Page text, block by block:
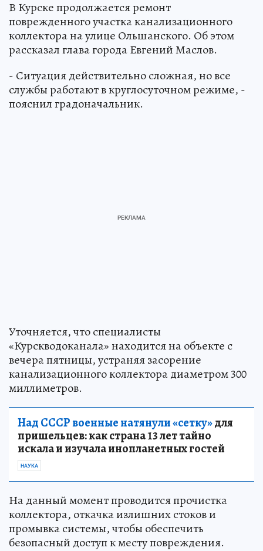
В Курске продолжается ремонт
поврежденного участка канализационного
коллектора на улице Ольшанского. Об этом
рассказал глава города Евгений Маслов.
- Ситуация действительно сложная, но все
службы работают в круглосуточном режиме, -
пояснил градоначальник.
Уточняется, что специалисты
«Курскводоканала» находится на объекте с
вечера пятницы, устраняя засорение
канализационного коллектора диаметром 300
миллиметров.
Над СССР военные натянули «сетку»для
пришельцев: как страна 13 лет тайно
искала и изучала инопланетных гостей
НАУКА
На данный момент проводится прочистка
коллектора, откачка излишних стоков и
промывка системы, чтобы обеспечить
безопасный доступ к месту повреждения.